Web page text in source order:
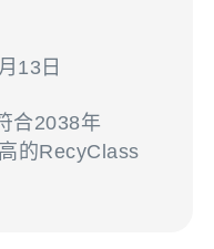
13日
合2038年
的RecyClass